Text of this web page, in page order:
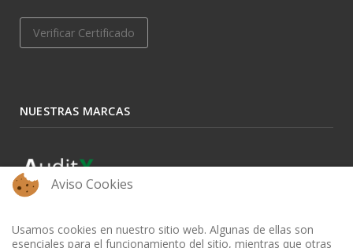
Verificar Certificado
NUESTRAS MARCAS
Aviso Cookies
Usamos cookies en nuestro sitio web. Algunas de ellas son
esenciales para el funcionamiento del sitio, mientras que otras